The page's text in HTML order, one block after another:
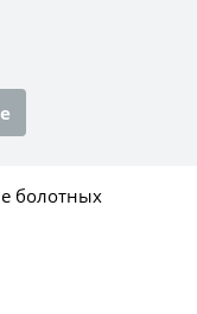
болотных